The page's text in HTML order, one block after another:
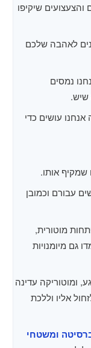
שיקיפו
לאהבה שלכם
נמסים
שיש.
עושים כדי
אותו.
עבורם וכמובן
מוטורית,
גם מיומנויות
ומוטוריקה עדינה
אליו וללכת
ומשטחי